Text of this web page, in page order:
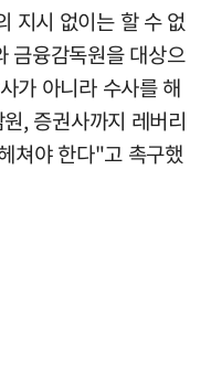
지시 없이는 할 수 없
금융감독원을 대상으
가 아니라 수사를 해
, 증권사까지 레버리
쳐야 한다"고 촉구했